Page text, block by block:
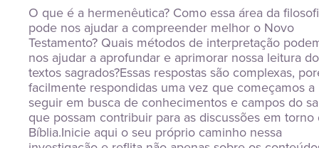
O que é a hermenêutica? Como essa área da
pode nos ajudar a compreender melhor o Novo
Testamento? Quais métodos de interpretação
nos ajudar a aprofundar e aprimorar nossa leitura
textos sagrados?Essas respostas são complexas,
facilmente respondidas uma vez que começamos a
seguir em busca de conhecimentos e campos do
que possam contribuir para as discussões em torno
Bíblia.Inicie aqui o seu próprio caminho nessa